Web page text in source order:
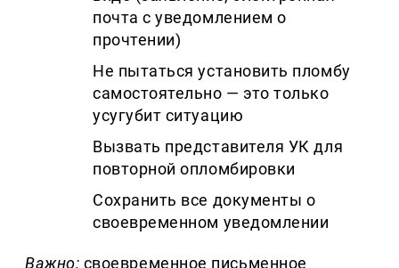
почта с уведомлением о
прочтении)
Не пытаться установить пломбу
самостоятельно — это только
усугубит ситуацию
Вызвать представителя УК для
повторной опломбировки
Сохранить все документы о
своевременном уведомлении
Важно: своевременное письменное